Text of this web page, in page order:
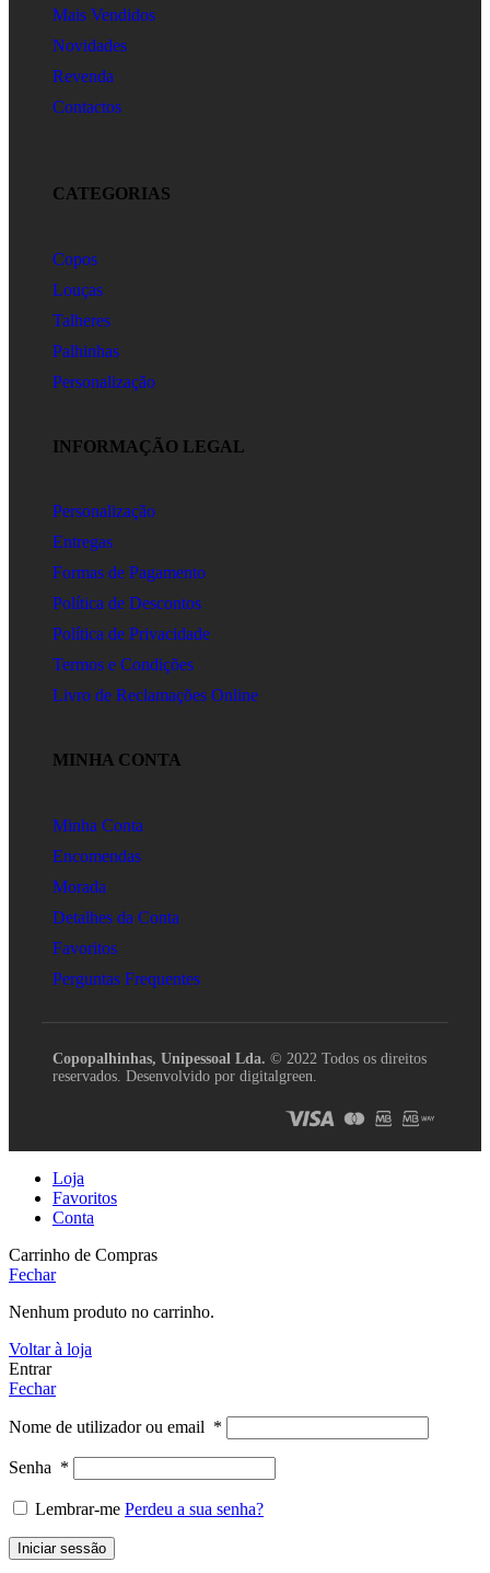
Mais Vendidos
Novidades
Revenda
Contactos
CATEGORIAS
Copos
Louças
Talheres
Palhinhas
Personalização
INFORMAÇÃO LEGAL
Personalização
Entregas
Formas de Pagamento
Política de Descontos
Política de Privacidade
Termos e Condições
Livro de Reclamações Online
MINHA CONTA
Minha Conta
Encomendas
Morada
Detalhes da Conta
Favoritos
Perguntas Frequentes
Copopalhinhas, Unipessoal Lda. © 2022 Todos os direitos
reservados. Desenvolvido por digitalgreen.
Loja
Favoritos
Conta
Carrinho de Compras
Fechar
Nenhum produto no carrinho.
Voltar à loja
Entrar
Fechar
Nome de utilizador ou email *
Senha *
Lembrar-me Perdeu a sua senha?
Iniciar sessão